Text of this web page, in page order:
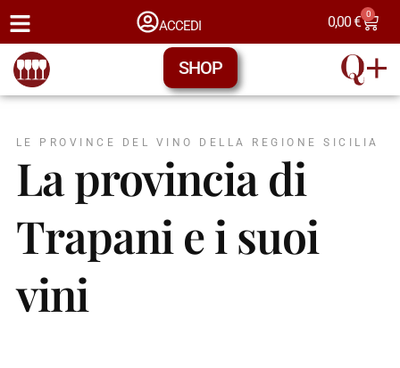
ACCEDI 0,00€ 0
SHOP
LE PROVINCE DEL VINO DELLA REGIONE SICILIA
La provincia di
Trapani e i suoi
vini